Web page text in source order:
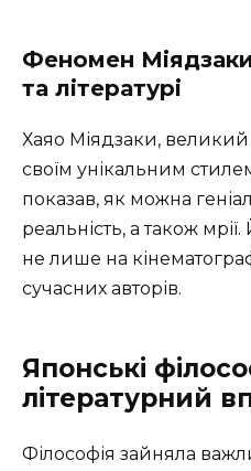
Феномен
та літературі
Хаяо Міядзаки, великий
своїм унікальним
показав, як можна
реальність, а також
не лише на
сучасних авторів.
Японські
літературний
Філософія зайняла